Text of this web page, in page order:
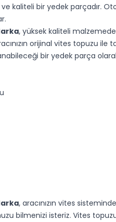
kaliteli bir yedek parçadır.
, yüksek kaliteli
orijinal vites topuzu
bir yedek parça
, aracınızın vites
bilmenizi isteriz. Vites